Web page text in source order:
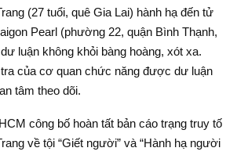
(27 tuổi, quê Gia Lai) hành hạ đến tử
Pearl (phường 22, quận Bình Thạnh,
luận không khỏi bàng hoàng, xót xa.
của cơ quan chức năng được dư luận
tâm theo dõi.
công bố hoàn tất bản cáo trạng truy tố
về tội “Giết người” và “Hành hạ người